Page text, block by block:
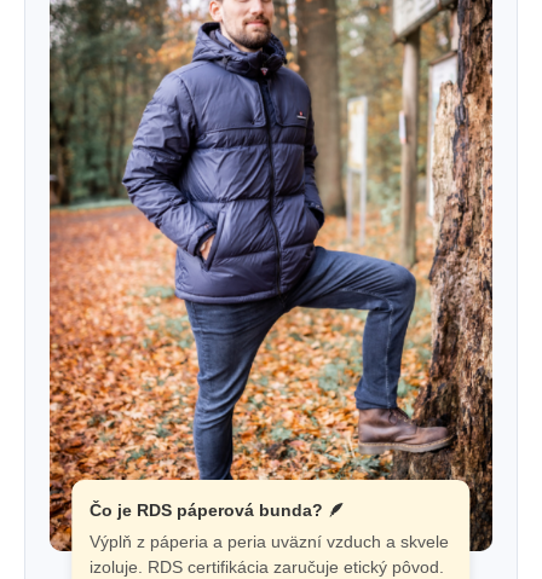
Čo je RDS páperová bunda? 🪶
Výplň z páperia a peria uväzní vzduch a skvele
izoluje. RDS certifikácia zaručuje etický pôvod.